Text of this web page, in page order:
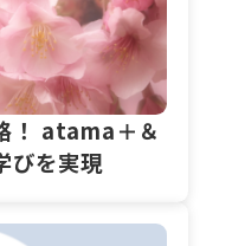
！ atama＋＆
びを実現